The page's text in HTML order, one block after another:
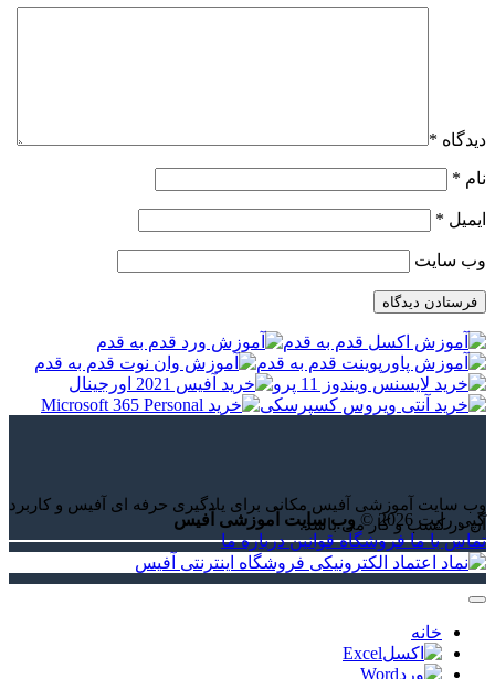
دیدگاه *
نام *
ایمیل *
وب‌ سایت
وب سایت آموزشی آفیس مکانی برای یادگیری حرفه ای آفیس و کاربرد
آن در کسب و کار می باشد.
کپی رایت 2026 ©
وب سایت آموزشی آفیس
تماس با ما فروشگاه قوانین درباره ما
خانه
Excel
Word